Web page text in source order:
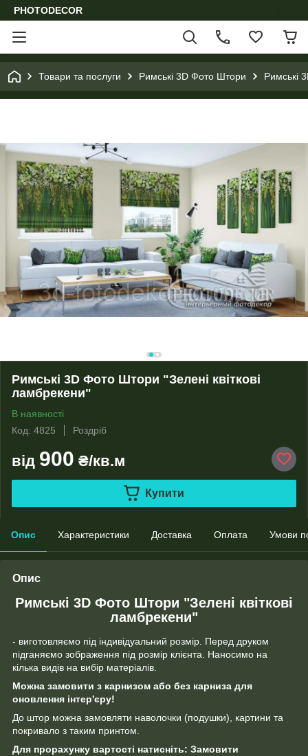
PHOTODECOR
Товари та послуги Римські 3D Фото Штори Римські
Римські 3D Фото Штори "Зелені квіткові
ламбрекени"
В наявності
Код: 4825
Роздріб
від 900 ₴/кв.м
Купити
Опис Характеристики Доставка Оплата Умови
Опис
Римські 3D Фото Штори "Зелені квіткові
ламбрекени"
- виготовляємо під індивідуальний розмір. Перед друком
підганяємо зображення під розмір клієнта. Наносимо на
кілька видів на вибір матеріалів.
Можна замовити з карнизом або без карниза для
оновлення інтер'єру!
До штор можна замовляти наволочки (подушки), картини та
покривало з таким принтом.
Для прорахунку вартості натисніть: Замовити